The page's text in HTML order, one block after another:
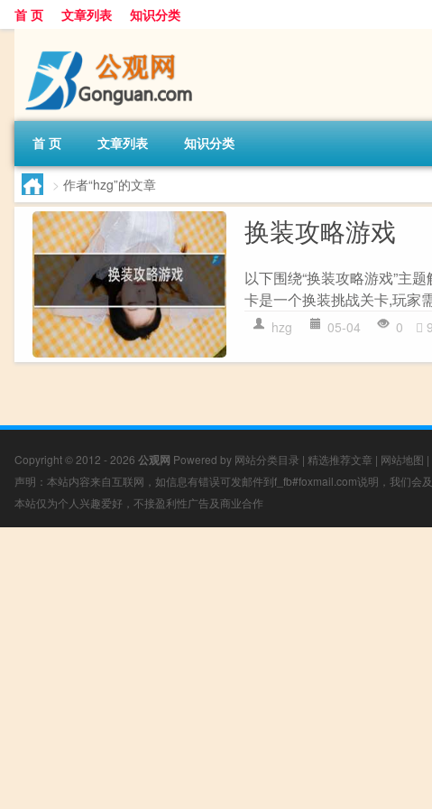
首 页 文章列表 知识分类
首 页 文章列表 知识分类
> 作者“hzg”的文章
换装攻略游戏
以下围绕“换装攻略游戏”主
卡是一个换装挑战关卡,玩家
hzg 05-04 0
Copyright © 2012 - 2026 公观网 Powered by 网站分类目录 | 精选推荐文章 | 网站地图 |
声明：本站内容来自互联网，如信息有错误可发邮件到f_fb#foxmail.com说明，我们会
本站仅为个人兴趣爱好，不接盈利性广告及商业合作